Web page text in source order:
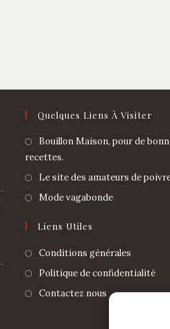
Quelques Liens À Visiter
Bouillon Maison, pour de
recettes.
Le site des amateurs de
Mode vagabonde
Liens Utiles
Conditions générales
Politique de confidentialité
Contactez nous